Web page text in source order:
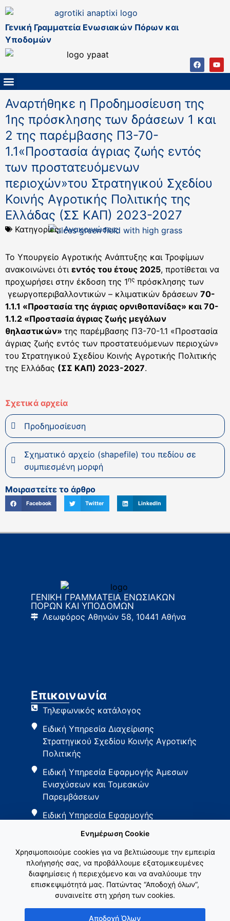
Γενική Γραμματεία Ενωσιακών Πόρων και
Υποδομών
Αναρτήθηκε η Προδημοσίευση της
1ης πρόσκλησης των δράσεων 1 και
2 της παρέμβασης Π3-70-
1.1«Προστασία άγριας ζωής εντός
των προστατευόμενων
περιοχών»του Στρατηγικού Σχεδίου
Κοινής Αγροτικής Πολιτικής της
Ελλάδας (ΣΣ ΚΑΠ) 2023-2027
Κατηγορίες:Ανακοινώσεις
Το Υπουργείο Αγροτικής Ανάπτυξης και Τροφίμων
ανακοινώνει ότι εντός του έτους 2025, προτίθεται να
προχωρήσει στην έκδοση της 1ης πρόσκλησης των
γεωργοπεριβαλλοντικών – κλιματικών δράσεων 70-
1.1.1 «Προστασία της άγριας ορνιθοπανίδας» και 70-
1.1.2 «Προστασία άγριας ζωής μεγάλων
θηλαστικών» της παρέμβασης Π3-70-1.1 «Προστασία
άγριας ζωής εντός των προστατευόμενων περιοχών»
του Στρατηγικού Σχεδίου Κοινής Αγροτικής Πολιτικής
της Ελλάδας (ΣΣ ΚΑΠ) 2023-2027.
Σχετικά αρχεία
Προδημοσίευση
Σχηματικό αρχείο (shapefile) του πεδίου σε
συμπιεσμένη μορφή
Μοιραστείτε το άρθρο
Facebook Twitter LinkedIn
ΓΕΝΙΚΗ ΓΡΑΜΜΑΤΕΙΑ ΕΝΩΣΙΑΚΩΝ
ΠΟΡΩΝ ΚΑΙ ΥΠΟΔΟΜΩΝ
Λεωφόρος Αθηνών 58, 10441 Αθήνα
Επικοινωνία
Τηλεφωνικός κατάλογος
Ειδική Υπηρεσία Διαχείρισης
Στρατηγικού Σχεδίου Κοινής Αγροτικής
Πολιτικής
Ειδική Υπηρεσία Εφαρμογής Άμεσων
Ενισχύσεων και Τομεακών
Παρεμβάσεων
Ειδική Υπηρεσία Εφαρμογής
Εθνικό Δίκτυο ΚΑΠ
Ενημέρωση Cookie
Χρησιμοποιούμε cookies για να βελτιώσουμε την εμπειρία
πλοήγησής σας, να προβάλλουμε εξατομικευμένες
διαφημίσεις ή περιεχόμενο και να αναλύουμε την
επισκεψιμότητά μας. Πατώντας “Αποδοχή όλων”,
συναινείτε στη χρήση των cookies.
Αποδοχή Όλων